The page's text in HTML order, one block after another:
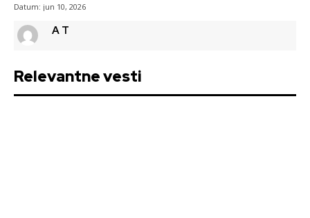
Datum: jun 10, 2026
A T
Relevantne vesti